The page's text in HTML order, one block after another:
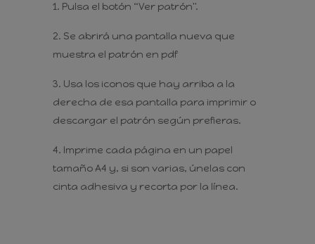
Pulsa el botón “Ver patrón".
Se abrirá una pantalla nueva que
muestra el patrón en pdf
Usa los iconos que hay arriba a la
derecha de esa pantalla para imprimir o
descargar el patrón según prefieras.
Imprime cada página en un papel
tamaño A4 y, si son varias, únelas con
cinta adhesiva y recorta por la línea.